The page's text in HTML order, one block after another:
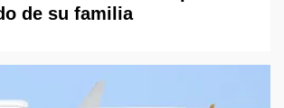
de su familia